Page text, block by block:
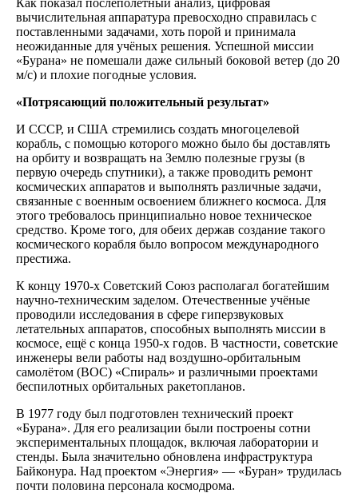
вычислительная аппаратура превосходно справилась с
поставленными задачами, хоть порой и принимала
неожиданные для учёных решения. Успешной миссии
«Бурана» не помешали даже сильный боковой ветер (до 20
м/c) и плохие погодные условия.
«Потрясающий положительный результат»
И СССР, и США стремились создать многоцелевой
корабль, с помощью которого можно было бы доставлять
на орбиту и возвращать на Землю полезные грузы (в
первую очередь спутники), а также проводить ремонт
космических аппаратов и выполнять различные задачи,
связанные с военным освоением ближнего космоса. Для
этого требовалось принципиально новое техническое
средство. Кроме того, для обеих держав создание такого
космического корабля было вопросом международного
престижа.
К концу 1970-х Советский Союз располагал богатейшим
научно-техническим заделом. Отечественные учёные
проводили исследования в сфере гиперзвуковых
летательных аппаратов, способных выполнять миссии в
космосе, ещё с конца 1950-х годов. В частности, советские
инженеры вели работы над воздушно-орбитальным
самолётом (ВОС) «Спираль» и различными проектами
беспилотных орбитальных ракетопланов.
В 1977 году был подготовлен технический проект
«Бурана». Для его реализации были построены сотни
экспериментальных площадок, включая лаборатории и
стенды. Была значительно обновлена инфраструктура
Байконура. Над проектом «Энергия» — «Буран» трудилась
почти половина персонала космодрома.